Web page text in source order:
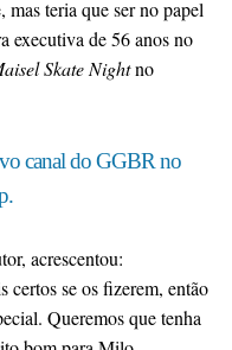
mas teria que ser no papel
executiva de 56 anos no
Skate Nightno
canal do GGBR no
acrescentou:
certos se os fizerem, então
Queremos que tenha